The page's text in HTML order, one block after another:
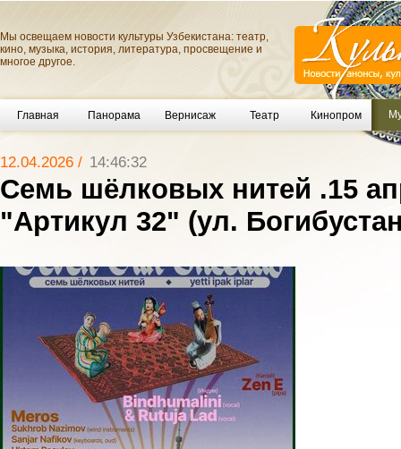
Мы освещаем новости культуры Узбекистана: театр,
кино, музыка, история, литература, просвещение и
многое другое.
Главная Панорама Вернисаж Театр Кинопром
12.04.2026 / 14:46:32
Семь шёлковых нитей .15
"Артикул 32" (ул.